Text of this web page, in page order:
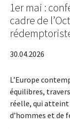
1er mai :
cadre de
30.04.2026
L’Europe
équilibres,
réelle, qui atteint
d’hommes et de